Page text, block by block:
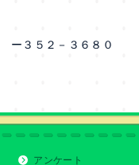
おーくす
ー３５２－３６８０
アンケート